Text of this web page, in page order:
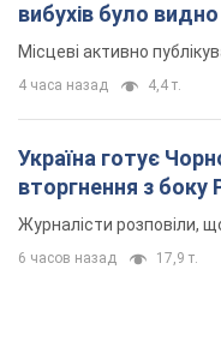
вибухів було
Місцеві активно
4 часа назад 4,4 т.
Україна готує
вторгнення з боку
Журналісти розповіли,
6 часов назад 17,9 т.